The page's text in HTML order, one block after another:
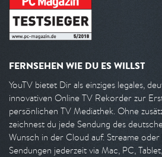
FERNSEHEN WIE DU ES WILLST
YouTV bietet Dir als einziges legales,
innovativen Online TV Rekorder zur
persönlichen TV Mediathek. Ohne
zeichnest du jede Sendung des
Wunsch in der Cloud auf. Streame oder
Sendungen jederzeit via Mac, PC,